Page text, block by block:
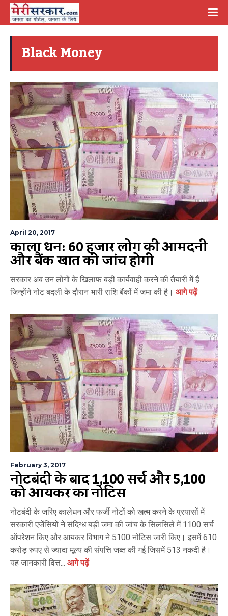
Black Money
April 20, 2017
काला धन: 60 हजार लोगों की आमदनी
और बैंक खातों की जांच होगी
सरकार अब उन लोगों के खिलाफ बड़ी कार्यवाही करने की तैयारी में हैं
जिन्होंने नोट बदली के दौरान भारी राशि बैंकों में जमा की है। आगे पढ़ें
February 3, 2017
नोटबंदी के बाद 1,100 सर्च और 5,100
को आयकर का नोटिस
नोटबंदी के जरिए कालेधन और फर्जी नोटों को खत्म करने के प्रयासों में
सरकारी एजेंसियों ने संदिग्ध बड़ी जमा की जांच के सिलसिले में 1100 सर्च
ऑपरेशन किए और आयकर विभाग ने 5100 नोटिस जारी किए। इसमें 610
करोड़ रुपए से ज्यादा मूल्य की संपत्ति जब्त की गई जिसमें 513 नकदी है।
यह जानकारी वित्त... आगे पढ़ें